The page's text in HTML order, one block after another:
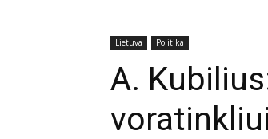
Pradžia Lietuva
Lietuva Politika
A.